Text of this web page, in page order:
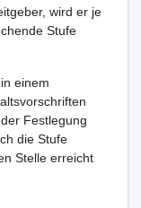
wird er je
Stufe
einem
Festlegung
die Stufe
Stelle erreicht